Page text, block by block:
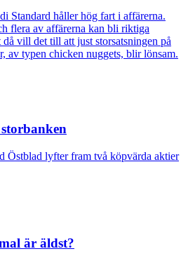
Standard håller hög fart i affärerna.
flera av affärerna kan bli riktiga
vill det till att just storsatsningen på
av typen chicken nuggets, blir lönsam.
Östblad lyfter fram två köpvärda aktier
är äldst?